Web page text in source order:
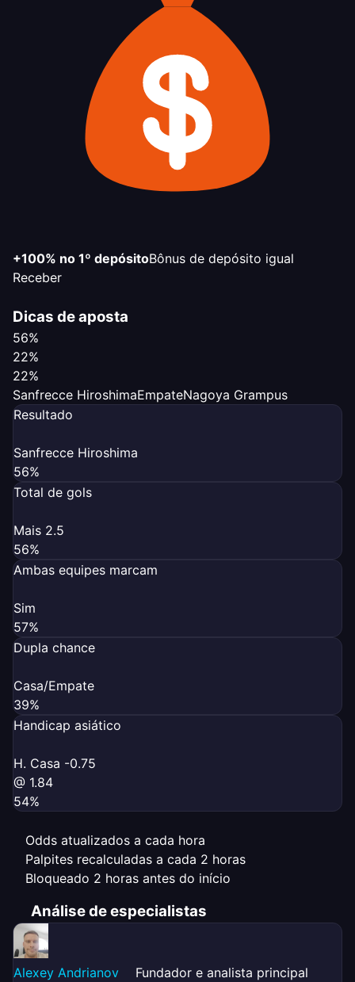
+100% no 1º depósitoBônus de depósito igual
Receber
Dicas de aposta
56%
22%
22%
Sanfrecce HiroshimaEmpateNagoya Grampus
Resultado
Sanfrecce Hiroshima
56%
Total de gols
Mais 2.5
56%
Ambas equipes marcam
Sim
57%
Dupla chance
Casa/Empate
39%
Handicap asiático
H. Casa -0.75
@ 1.84
54%
Odds atualizados a cada hora
Palpites recalculadas a cada 2 horas
Bloqueado 2 horas antes do início
Análise de especialistas
Alexey Andrianov
Fundador e analista principal